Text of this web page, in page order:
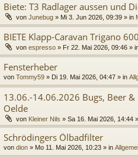
Biete: T3 Radlager aussen und
von Junebug » Mi 3. Jun 2026, 09:39 » in
BIETE Klapp-Caravan Trigano
von espresso » Fr 22. Mai 2026, 09:46 »
Fensterheber
von Tommy59 » Di 19. Mai 2026, 04:47 » in
13.06.-14.06.2026 Bugs, Beer
Oelde
von Kleiner Nils » Sa 16. Mai 2026, 14:44
Schrödingers Ölbadfilter
von dion » Mo 11. Mai 2026, 10:23 » in